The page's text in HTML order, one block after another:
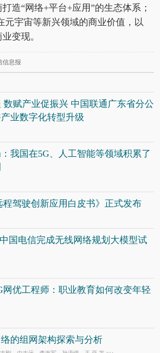
造“网络+平台+应用”的生态体系；
元宇宙等新兴领域的商业价值，以
变现。
信息报
数赋产业促振兴 中国联通广东省分公
业数字化转型升级
我国在5G、人工智能等领域积累了
程驾驶创新应用白皮书》正式发布
国电信完成无线网络规划大模型试
网优工程师：职业教育如何改变年轻
的组网架构探索与分析